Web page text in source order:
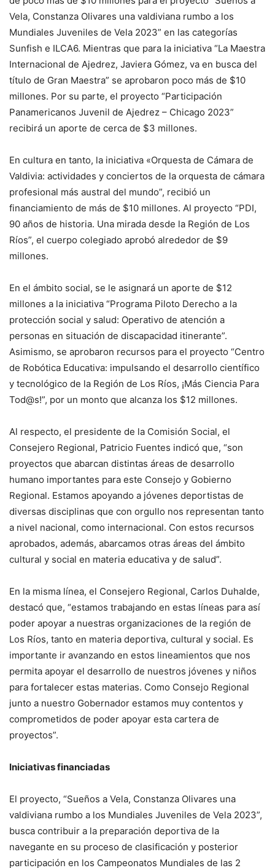
Vela, Constanza Olivares una valdiviana rumbo a los
Mundiales Juveniles de Vela 2023” en las categorías
Sunfish e ILCA6. Mientras que para la iniciativa “La Maestra
Internacional de Ajedrez, Javiera Gómez, va en busca del
título de Gran Maestra” se aprobaron poco más de $10
millones. Por su parte, el proyecto “Participación
Panamericanos Juvenil de Ajedrez – Chicago 2023”
recibirá un aporte de cerca de $3 millones.
En cultura en tanto, la iniciativa «Orquesta de Cámara de
Valdivia: actividades y conciertos de la orquesta de cámara
profesional más austral del mundo”, recibió un
financiamiento de más de $10 millones. Al proyecto “PDI,
90 años de historia. Una mirada desde la Región de Los
Ríos”, el cuerpo colegiado aprobó alrededor de $9
millones.
En el ámbito social, se le asignará un aporte de $12
millones a la iniciativa “Programa Piloto Derecho a la
protección social y salud: Operativo de atención a
personas en situación de discapacidad itinerante”.
Asimismo, se aprobaron recursos para el proyecto “Centro
de Robótica Educativa: impulsando el desarrollo científico
y tecnológico de la Región de Los Ríos, ¡Más Ciencia Para
Tod@s!”, por un monto que alcanza los $12 millones.
Al respecto, el presidente de la Comisión Social, el
Consejero Regional, Patricio Fuentes indicó que, “son
proyectos que abarcan distintas áreas de desarrollo
humano importantes para este Consejo y Gobierno
Regional. Estamos apoyando a jóvenes deportistas de
diversas disciplinas que con orgullo nos representan tanto
a nivel nacional, como internacional. Con estos recursos
aprobados, además, abarcamos otras áreas del ámbito
cultural y social en materia educativa y de salud”.
En la misma línea, el Consejero Regional, Carlos Duhalde,
destacó que, “estamos trabajando en estas líneas para así
poder apoyar a nuestras organizaciones de la región de
Los Ríos, tanto en materia deportiva, cultural y social. Es
importante ir avanzando en estos lineamientos que nos
permita apoyar el desarrollo de nuestros jóvenes y niños
para fortalecer estas materias. Como Consejo Regional
junto a nuestro Gobernador estamos muy contentos y
comprometidos de poder apoyar esta cartera de
proyectos”.
Iniciativas financiadas
El proyecto, “Sueños a Vela, Constanza Olivares una
valdiviana rumbo a los Mundiales Juveniles de Vela 2023”,
busca contribuir a la preparación deportiva de la
navegante en su proceso de clasificación y posterior
participación en los Campeonatos Mundiales de las 2